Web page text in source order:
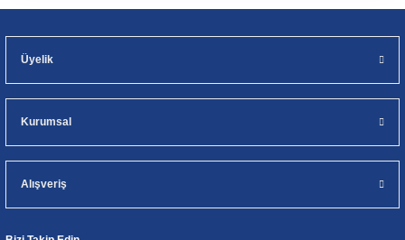
Üyelik
Kurumsal
Alışveriş